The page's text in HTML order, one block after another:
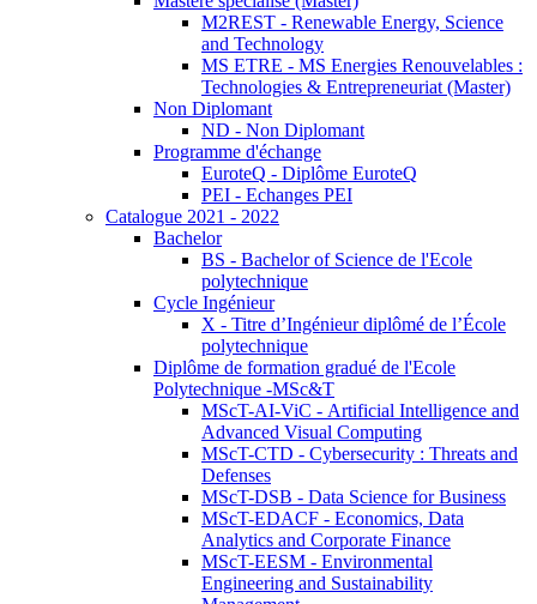
M2REST - Renewable Energy, Science
and Technology
MS ETRE - MS Energies Renouvelables :
Technologies & Entrepreneuriat (Master)
Non Diplomant
ND - Non Diplomant
Programme d'échange
EuroteQ - Diplôme EuroteQ
PEI - Echanges PEI
Catalogue 2021 - 2022
Bachelor
BS - Bachelor of Science de l'Ecole
polytechnique
Cycle Ingénieur
X - Titre d’Ingénieur diplômé de l’École
polytechnique
Diplôme de formation gradué de l'Ecole
Polytechnique -MSc&T
MScT-AI-ViC - Artificial Intelligence and
Advanced Visual Computing
MScT-CTD - Cybersecurity : Threats and
Defenses
MScT-DSB - Data Science for Business
MScT-EDACF - Economics, Data
Analytics and Corporate Finance
MScT-EESM - Environmental
Engineering and Sustainability